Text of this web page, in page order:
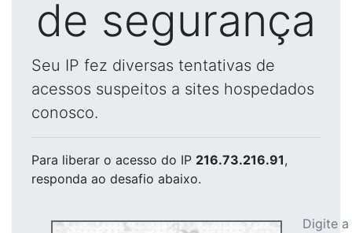
de segurança
Seu IP fez diversas tentativas de
acessos suspeitos a sites hospedados
conosco.
Para liberar o acesso do IP 216.73.216.91,
responda ao desafio abaixo.
Digite